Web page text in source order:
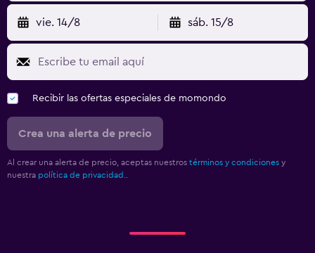
vie. 14/8 sáb. 15/8
Recibir las ofertas especiales de momondo
Crea una alerta de precio
Al crear una alerta de precio, aceptas nuestros términos y condiciones y
nuestra política de privacidad.